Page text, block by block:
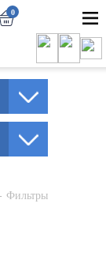
0
Фильтры